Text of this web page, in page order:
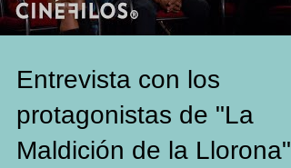
Entrevista con los
protagonistas de "La